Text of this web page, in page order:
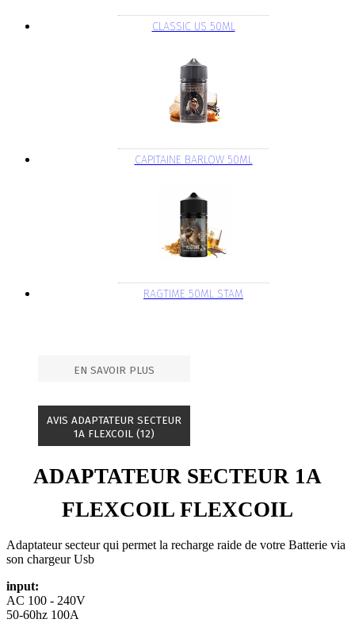
CLASSIC US 50ML
CAPITAINE BARLOW 50ML
RAGTIME 50ML STAM
EN SAVOIR PLUS
AVIS ADAPTATEUR SECTEUR
1A FLEXCOIL (12)
ADAPTATEUR SECTEUR 1A
FLEXCOIL FLEXCOIL
Adaptateur secteur qui permet la recharge raide de votre Batterie via
son chargeur Usb
input:
AC 100 - 240V
50-60hz 100A